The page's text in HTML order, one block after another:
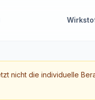
nicht die individuelle